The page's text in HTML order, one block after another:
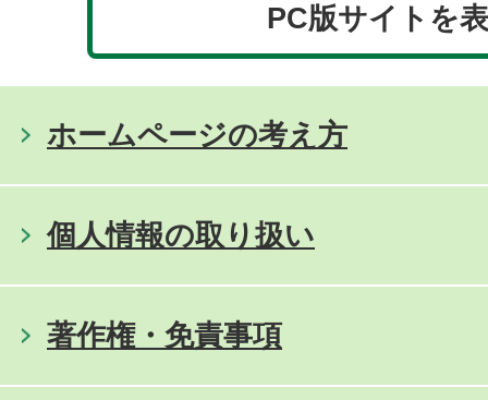
PC版サイトを
ホームページの考え方
個人情報の取り扱い
著作権・免責事項